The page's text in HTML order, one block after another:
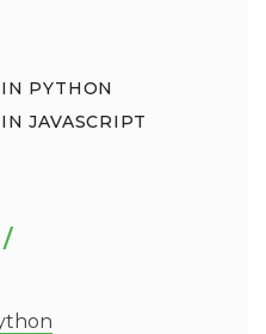
PYTHON
JAVASCRIPT
/